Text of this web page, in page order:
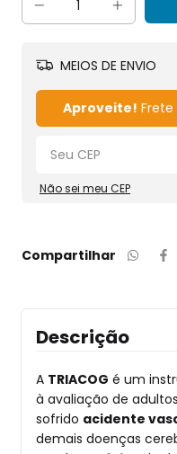
MEIOS DE ENVIO
Aproveite!
Não sei meu CEP
Compartilhar
Descrição
A TRIACOG é um
à avaliação de
sofrido acidente
demais doenças